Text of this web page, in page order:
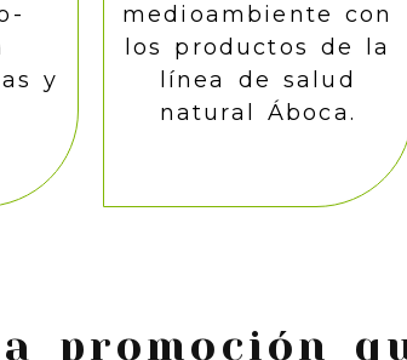
y
medioambiente con
los productos de la
línea de salud
natural Áboca.
promoción